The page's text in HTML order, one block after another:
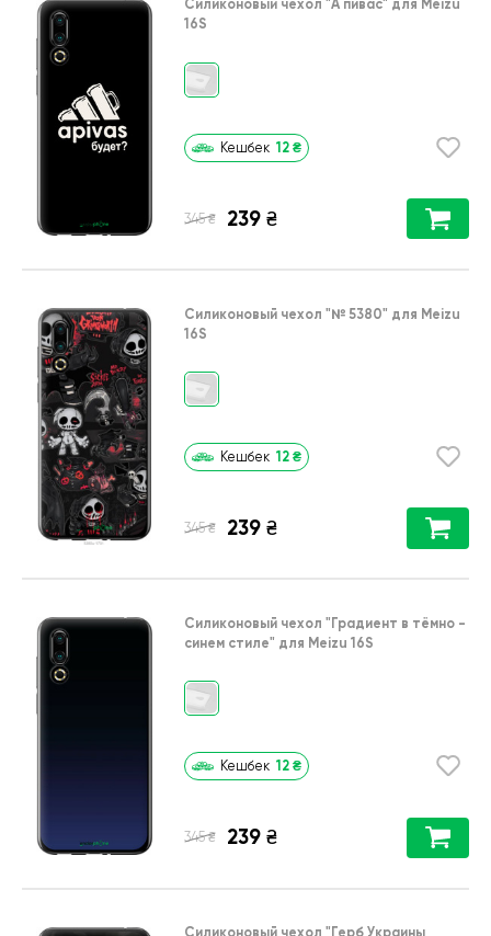
Силиконовый чехол "А пивас" для Meizu
16S
Кешбек 12 ₴
345 ₴ 239 ₴
Силиконовый чехол "№ 5380" для Meizu
16S
Кешбек 12 ₴
345 ₴ 239 ₴
Силиконовый чехол "Градиент в тёмно -
синем стиле" для Meizu 16S
Кешбек 12 ₴
345 ₴ 239 ₴
Силиконовый чехол "Герб Украины